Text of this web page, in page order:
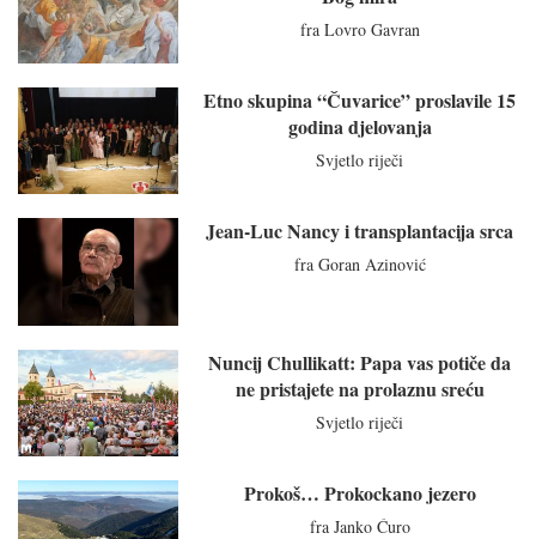
fra Lovro Gavran
Etno skupina “Čuvarice” proslavile 15
godina djelovanja
Svjetlo riječi
Jean-Luc Nancy i transplantacija srca
fra Goran Azinović
Nuncij Chullikatt: Papa vas potiče da
ne pristajete na prolaznu sreću
Svjetlo riječi
Prokoš… Prokockano jezero
fra Janko Ćuro